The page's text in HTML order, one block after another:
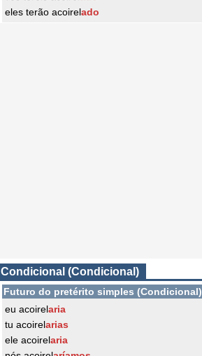
eles terão acoirelado
Condicional (Condicional)
Futuro do pretérito simples (Condicional)
eu acoirelaria
tu acoirelarias
ele acoirelaria